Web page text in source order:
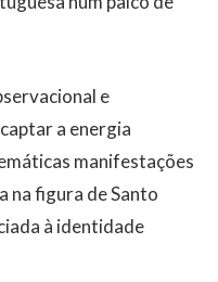
e
a energia
manifestações
na figura de Santo
à identidade